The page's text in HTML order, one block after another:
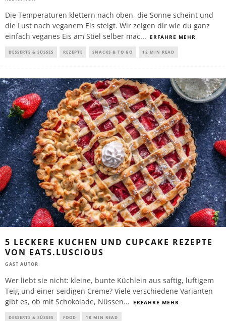
Die Temperaturen klettern nach oben, die Sonne scheint und
die Lust nach veganem Eis steigt. Wir zeigen dir wie du ganz
einfach veganes Eis am Stiel selber mac... ERFAHRE MEHR
DESSERTS & SÜSSES REZEPTE SNACKS & TO GO 12 MIN READ
5 LECKERE KUCHEN UND CUPCAKE REZEPTE
VON EATS.LUSCIOUS
GAST AUTOR
Wer liebt sie nicht: kleine, bunte Küchlein aus saftig, luftigem
Teig und einer seidigen Creme? Viele verschiedene Varianten
gibt es, ob mit Schokolade, Nüssen... ERFAHRE MEHR
DESSERTS & SÜSSES FOOD 18 MIN READ